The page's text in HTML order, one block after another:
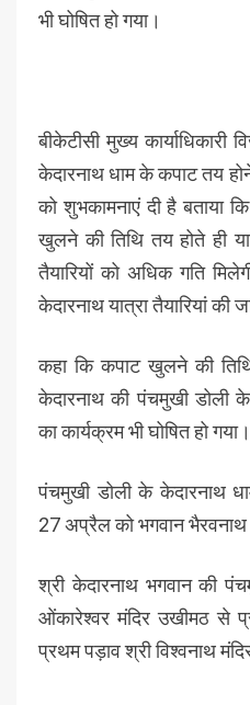
भी घोषित हो गया।
बीकेटीसी मुख्य
केदारनाथ धाम के कपाट तय
को शुभकामनाएं दी है बताया
खुलने की तिथि तय होते ही
तैयारियों को अधिक गति
केदारनाथ यात्रा तैयारियां की
कहा कि कपाट खुलने की
केदारनाथ की पंचमुखी डोली
का कार्यक्रम भी घोषित हो गया।
पंचमुखी डोली के केदारनाथ
27 अप्रैल को भगवान भैरवनाथ
श्री केदारनाथ भगवान की
ओंकारेश्वर मंदिर उखीमठ से
प्रथम पड़ाव श्री विश्वनाथ